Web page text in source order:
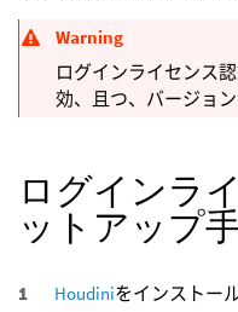
Warning
ログインライセンス
効、且つ、バージョ
ログインラ
ットアップ
Houdiniをインストー